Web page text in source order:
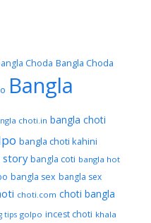
Choda Bangla Choda
Bangla
choti.in bangla choti
bangla choti kahini
story bangla coti bangla hot
bangla sex bangla sex
choti.com choti bangla
tips golpo incest choti khala